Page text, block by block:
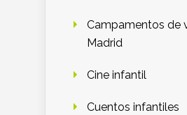
Campamentos de
Madrid
Cine infantil
Cuentos infantiles